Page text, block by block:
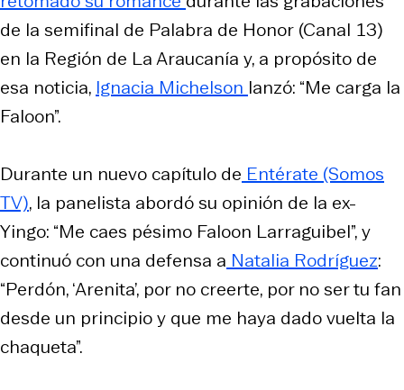
de la semifinal de Palabra de Honor (Canal 13)
en la Región de La Araucanía y, a propósito de
esa noticia, Ignacia Michelson lanzó: “Me carga la
Faloon”.
Durante un nuevo capítulo de Entérate (Somos
TV), la panelista abordó su opinión de la ex-
Yingo: “Me caes pésimo Faloon Larraguibel”, y
continuó con una defensa a Natalia Rodríguez:
“Perdón, ‘Arenita’, por no creerte, por no ser tu fan
desde un principio y que me haya dado vuelta la
chaqueta”.